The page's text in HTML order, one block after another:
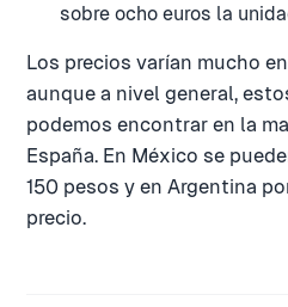
sobre ocho euros la
Los precios varían mucho
aunque a nivel general,
podemos encontrar en la
España. En México se
150 pesos y en Argentina
precio.